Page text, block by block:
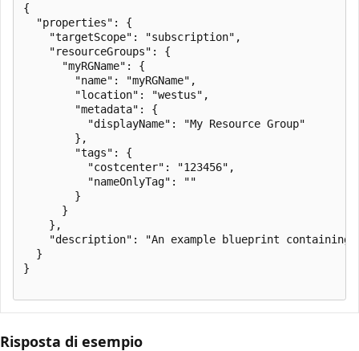
{
  "properties": {
    "targetScope": "subscription",
    "resourceGroups": {
      "myRGName": {
        "name": "myRGName",
        "location": "westus",
        "metadata": {
          "displayName": "My Resource Group"
        },
        "tags": {
          "costcenter": "123456",
          "nameOnlyTag": ""
        }
      }
    },
"description": "An example blueprint containing
  }
}
Risposta di esempio